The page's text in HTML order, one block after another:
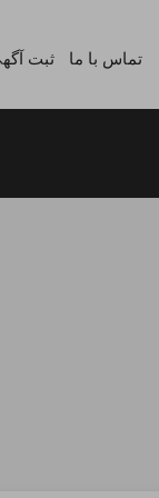
تماس با ما ثبت